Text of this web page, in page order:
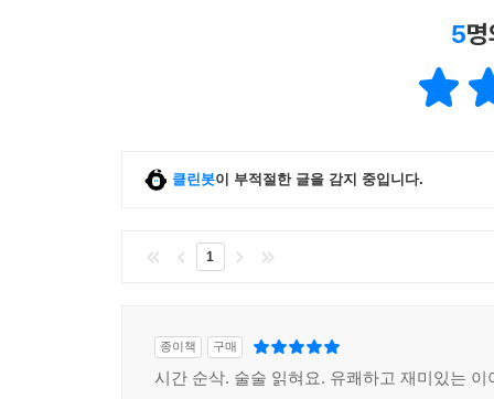
5
클린봇이 부적절한 글을 감지 중입니다.
1
종이책 구매
시간 순삭. 술술 읽혀요. 유쾌하고 재미있는 이